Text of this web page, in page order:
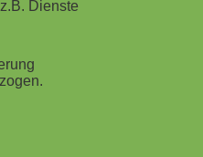
Dienste